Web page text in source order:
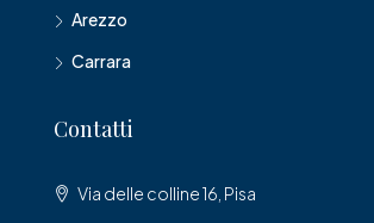
Arezzo
Carrara
Contatti
Via delle colline 16, Pisa